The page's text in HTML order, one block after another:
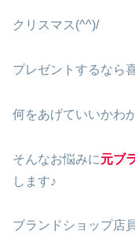
クリスマス(^^)/
プレゼントするなら
何をあげていいかわ
そんなお悩みに元ブ
します♪
ブランドショップ店